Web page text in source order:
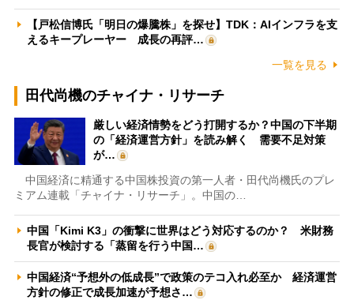
【戸松信博氏「明日の爆騰株」を探せ】TDK：AIインフラを支
えるキープレーヤー 成長の再評…
一覧を見る
田代尚機のチャイナ・リサーチ
厳しい経済情勢をどう打開するか？中国の下半期
の「経済運営方針」を読み解く 需要不足対策
が…
中国経済に精通する中国株投資の第一人者・田代尚機氏のプレ
ミアム連載「チャイナ・リサーチ」。中国の…
中国「Kimi K3」の衝撃に世界はどう対応するのか？ 米財務
長官が検討する「蒸留を行う中国…
中国経済“予想外の低成長”で政策のテコ入れ必至か 経済運営
方針の修正で成長加速が予想さ…